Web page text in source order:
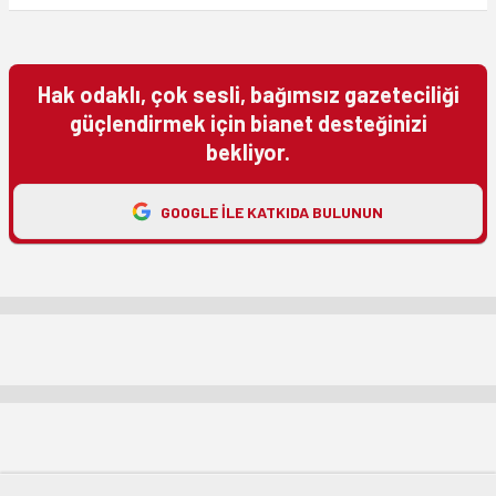
Hak odaklı, çok sesli, bağımsız gazeteciliği
güçlendirmek için bianet desteğinizi
bekliyor.
GOOGLE ILE KATKIDA BULUNUN